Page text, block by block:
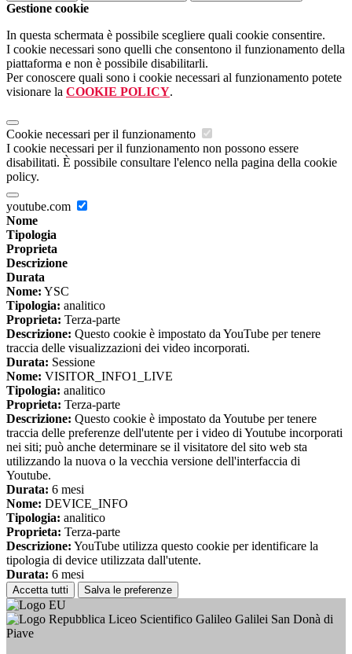
Gestione cookie
In questa schermata è possibile scegliere quali cookie consentire.
I cookie necessari sono quelli che consentono il funzionamento della
piattaforma e non è possibile disabilitarli.
Per conoscere quali sono i cookie necessari al funzionamento potete
visionare la COOKIE POLICY.
Cookie necessari per il funzionamento
I cookie necessari per il funzionamento non possono essere
disabilitati. È possibile consultare l'elenco nella pagina della cookie
policy.
youtube.com
Nome
Tipologia
Proprieta
Descrizione
Durata
Nome: YSC
Tipologia: analitico
Proprieta: Terza-parte
Descrizione: Questo cookie è impostato da YouTube per tenere
traccia delle visualizzazioni dei video incorporati.
Durata: Sessione
Nome: VISITOR_INFO1_LIVE
Tipologia: analitico
Proprieta: Terza-parte
Descrizione: Questo cookie è impostato da Youtube per tenere
traccia delle preferenze dell'utente per i video di Youtube incorporati
nei siti; può anche determinare se il visitatore del sito web sta
utilizzando la nuova o la vecchia versione dell'interfaccia di
Youtube.
Durata: 6 mesi
Nome: DEVICE_INFO
Tipologia: analitico
Proprieta: Terza-parte
Descrizione: YouTube utilizza questo cookie per identificare la
tipologia di device utilizzata dall'utente.
Durata: 6 mesi
Accetta tutti Salva le preferenze
Liceo Scientifico Galileo Galilei San Donà di
Piave